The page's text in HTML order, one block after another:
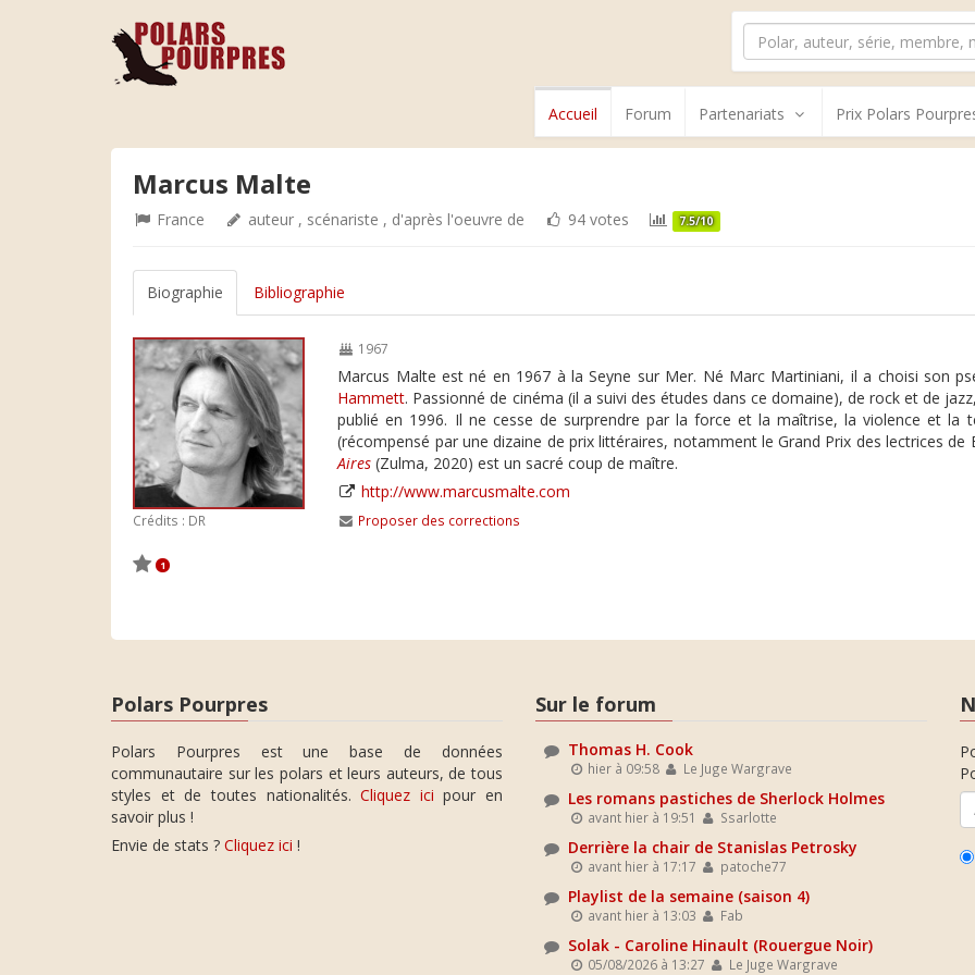
Accueil Forum Partenariats Prix Polars
Marcus Malte
France auteur , scénariste , d'après l'oeuvre de 94 votes 7.5/10
Biographie Bibliographie
Crédits : DR
1
1967
Marcus Malte est né en 1967 à la Seyne sur Mer. Né Marc Martiniani, il a choisi son
Hammett. Passionné de cinéma (il a suivi des études dans ce domaine), de rock et de
publié en 1996. Il ne cesse de surprendre par la force et la maîtrise, la violence et la
(récompensé par une dizaine de prix littéraires, notamment le Grand Prix des lectrices
Aires (Zulma, 2020) est un sacré coup de maître.
http://www.marcusmalte.com
Proposer des corrections
Polars Pourpres
Polars Pourpres est une base de données
communautaire sur les polars et leurs auteurs, de tous
styles et de toutes nationalités.Cliquez ici pour en
savoir plus !
Envie de stats ? Cliquez ici !
Sur le forum
Thomas H. Cook
hier à 09:58 Le Juge Wargrave
Les romans pastiches de Sherlock Holmes
avant hier à 19:51 Ssarlotte
Derrière la chair de Stanislas Petrosky
avant hier à 17:17 patoche77
Playlist de la semaine (saison 4)
avant hier à 13:03 Fab
Solak - Caroline Hinault (Rouergue Noir)
05/08/2026 à 13:27 Le Juge Wargrave